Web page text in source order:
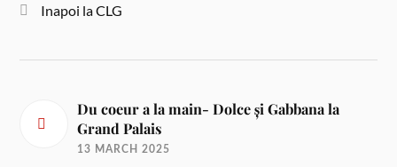
Inapoi la CLG
Du coeur a la main- Dolce și Gabbana la
Grand Palais
13 MARCH 2025